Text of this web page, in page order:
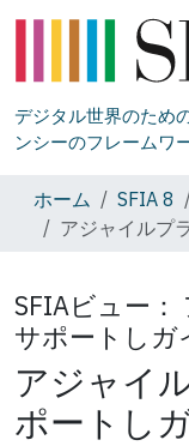
デジタル世界のため
ンシーのフレームワ
ホーム SFIA 8
アジャイルプ
SFIAビュー：
サポートしガ
アジャイ
ポートし